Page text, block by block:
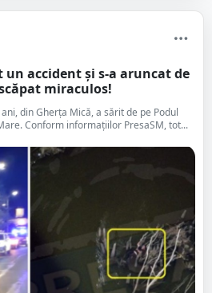
un accident și s-a aruncat de
miraculos!
din Gherța Mică, a sărit de pe Podul
Conform informațiilor PresaSM, tot...